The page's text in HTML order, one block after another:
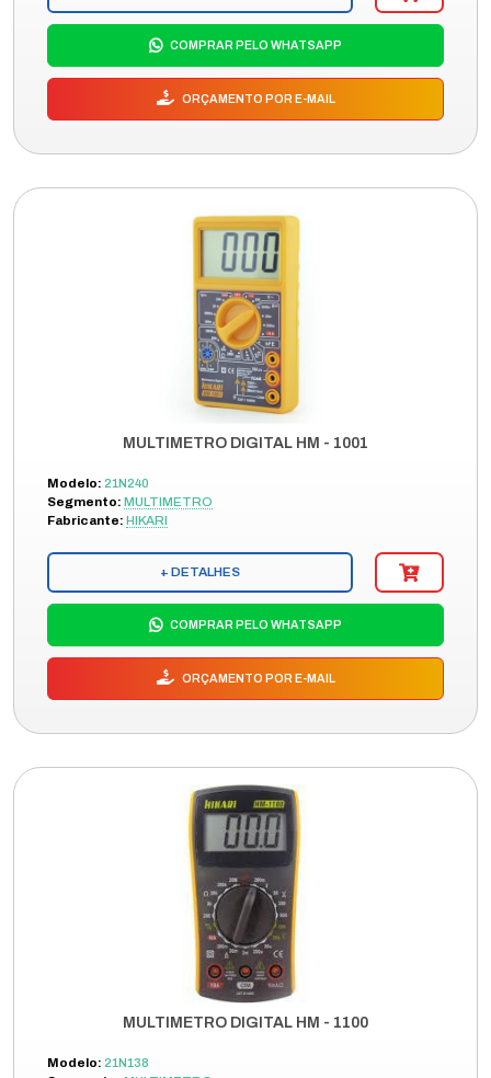
COMPRAR PELO WHATSAPP
ORÇAMENTO POR E-MAIL
MULTIMETRO DIGITAL HM - 1001
Modelo: 21N240
Segmento: MULTIMETRO
Fabricante: HIKARI
+ DETALHES
COMPRAR PELO WHATSAPP
ORÇAMENTO POR E-MAIL
MULTIMETRO DIGITAL HM - 1100
Modelo: 21N138